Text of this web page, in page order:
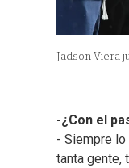
Jadson Viera
-¿Con el
- Siempre
tanta gente,